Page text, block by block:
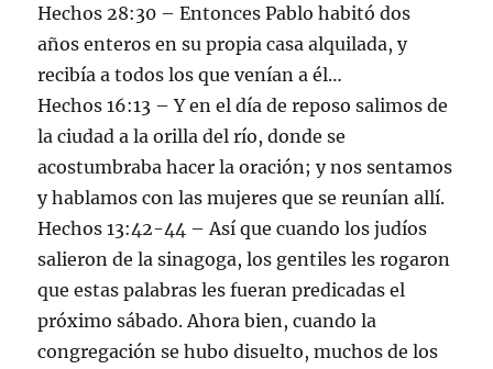
Hechos 28:30 – Entonces Pablo habitó dos
años enteros en su propia casa alquilada, y
recibía a todos los que venían a él…
Hechos 16:13 – Y en el día de reposo salimos de
la ciudad a la orilla del río, donde se
acostumbraba hacer la oración; y nos sentamos
y hablamos con las mujeres que se reunían allí.
Hechos 13:42-44 – Así que cuando los judíos
salieron de la sinagoga, los gentiles les rogaron
que estas palabras les fueran predicadas el
próximo sábado. Ahora bien, cuando la
congregación se hubo disuelto, muchos de los